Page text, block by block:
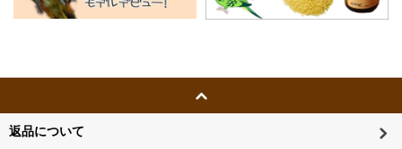
返品について